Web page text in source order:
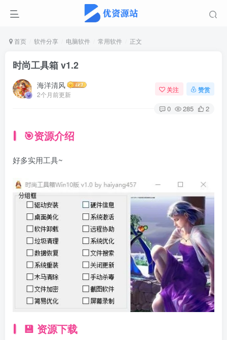
首页 软件分享 电脑软件 常用软件 正文
时尚工具箱 v1.2
海洋清风
2个月前更新
关注 赞赏
0 285 2
🎯资源介绍
好多实用工具~
💾 资源下载